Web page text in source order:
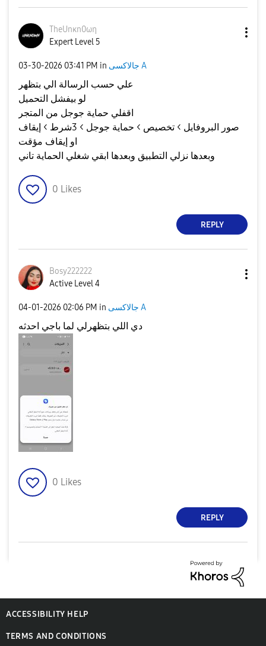
TheUnκn0ωη
Expert Level 5
‎03-30-2026 03:41 PM in جالاكسى A
علي حسب الرسالة الي بتظهر
لو بيفشل التحميل
اقفلي حماية جوجل من المتجر
صور البروفايل > تخصيص > حماية جوجل > 3شرط > إيقاف
او إيقاف مؤقت
وبعدها نزلي التطبيق وبعدها ابقي شغلي الحماية تاني
0 Likes
REPLY
Bosy222222
Active Level 4
‎04-01-2026 02:06 PM in جالاكسى A
دي اللي بتظهرلي لما باجي احدثه
0 Likes
REPLY
ACCESSIBILITY HELP
TERMS AND CONDITIONS